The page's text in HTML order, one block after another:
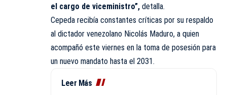
el cargo de viceministro”, detalla.
Cepeda recibía constantes críticas por su respaldo
al dictador venezolano Nicolás Maduro, a quien
acompañó este viernes en la toma de posesión para
un nuevo mandato hasta el 2031.
Leer Más